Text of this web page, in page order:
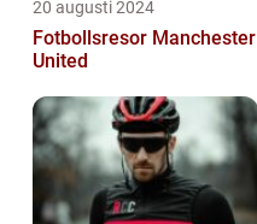
20 augusti 2024
Fotbollsresor Manchester
United